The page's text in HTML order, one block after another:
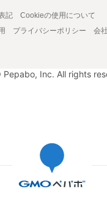
記
Cookieの使用について
プライバシーポリシー 会
Pepabo, Inc. All rights